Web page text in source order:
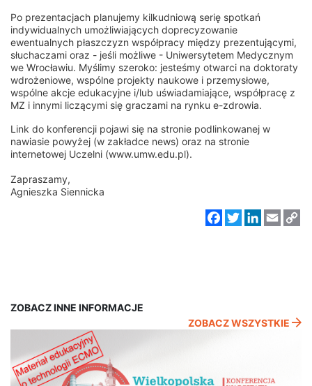
Po prezentacjach planujemy kilkudniową serię spotkań
indywidualnych umożliwiających doprecyzowanie
ewentualnych płaszczyzn współpracy między prezentującymi,
słuchaczami oraz - jeśli możliwe - Uniwersytetem Medycznym
we Wrocławiu. Myślimy szeroko: jesteśmy otwarci na doktoraty
wdrożeniowe, wspólne projekty naukowe i przemysłowe,
wspólne akcje edukacyjne i/lub uświadamiające, współpracę z
MZ i innymi liczącymi się graczami na rynku e-zdrowia.
Link do konferencji pojawi się na stronie podlinkowanej w
nawiasie powyżej (w zakładce news) oraz na stronie
internetowej Uczelni (www.umw.edu.pl).
Zapraszamy,
Agnieszka Siennicka
Facebook
TwitterLinkedIn
Email
ZOBACZ INNE INFORMACJE
ZOBACZ WSZYSTKIE